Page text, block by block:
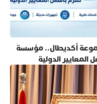
أكديطال.. مؤسسة
الدولية